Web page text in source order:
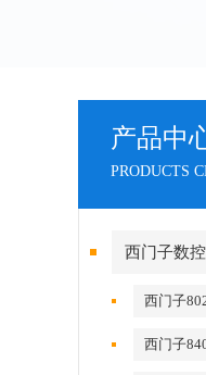
产品中
PRODUCTS
西门子数
西门子
西门子